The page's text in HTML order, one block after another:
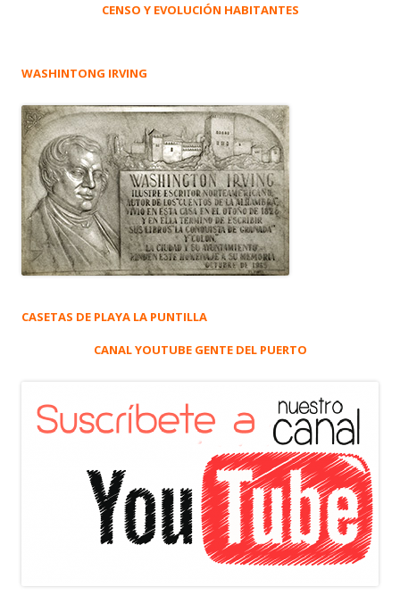
CENSO Y EVOLUCIÓN HABITANTES
WASHINTONG IRVING
CASETAS DE PLAYA LA PUNTILLA
CANAL YOUTUBE GENTE DEL PUERTO